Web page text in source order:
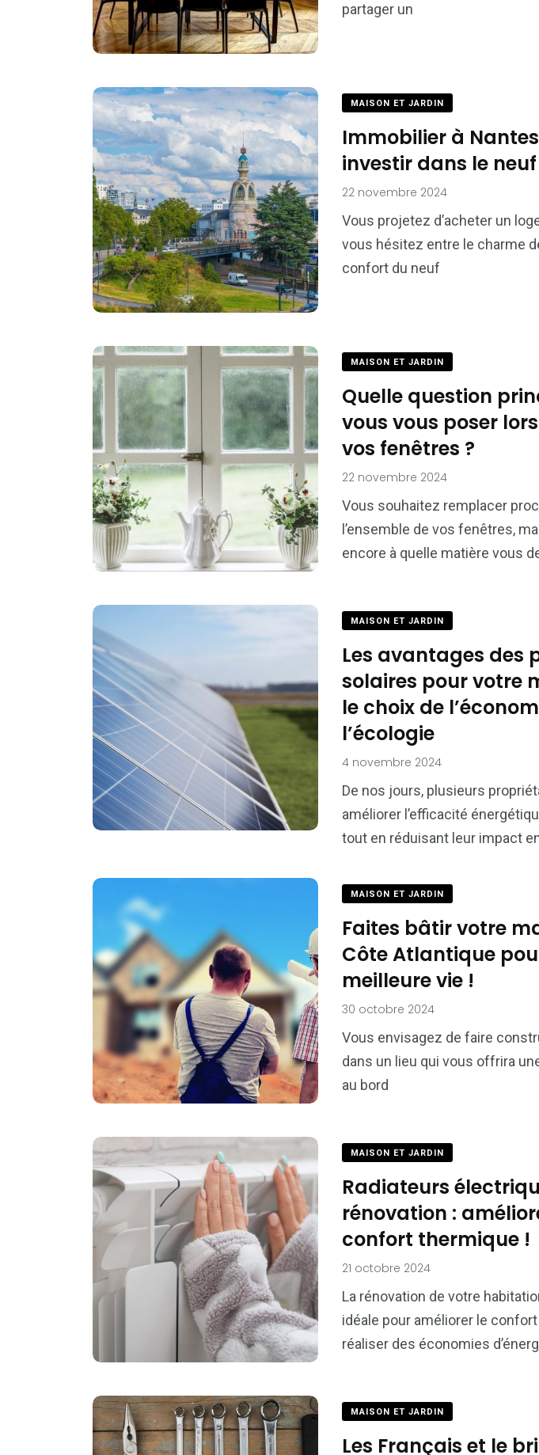
partager un
MAISON ET JARDIN
Immobilier à
investir dans le neuf
22 novembre 2024
Vous projetez d’acheter un
vous hésitez entre le charme
confort du neuf
MAISON ET JARDIN
Quelle question
vous vous poser
vos fenêtres ?
22 novembre 2024
Vous souhaitez remplacer
l’ensemble de vos fenêtres,
encore à quelle matière vous
MAISON ET JARDIN
Les avantages des
solaires pour votre
le choix de
l’écologie
4 novembre 2024
De nos jours, plusieurs
améliorer l’efficacité
tout en réduisant leur impact
MAISON ET JARDIN
Faites bâtir votre
Côte Atlantique
meilleure vie !
30 octobre 2024
Vous envisagez de faire
dans un lieu qui vous offrira
au bord
MAISON ET JARDIN
Radiateurs
rénovation :
confort thermique !
21 octobre 2024
La rénovation de votre
idéale pour améliorer le
réaliser des économies
MAISON ET JARDIN
Les Français et le